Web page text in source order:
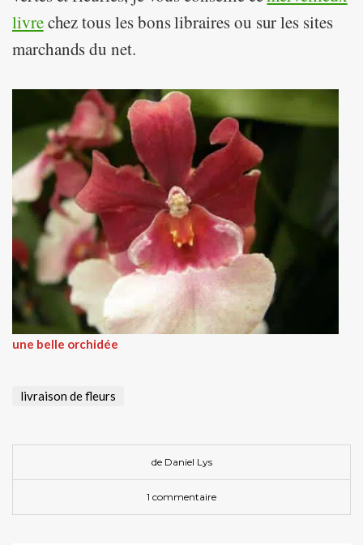
livrechez tous les bons libraires ou sur les sites
marchands du net.
une belle orchidée
livraison de fleurs
de Daniel Lys
1 commentaire